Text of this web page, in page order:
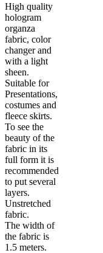
High quality
hologram
organza
fabric, color
changer and
with a light
sheen.
Suitable for
Presentations,
costumes and
fleece skirts.
To see the
beauty of the
fabric in its
full form it is
recommended
to put several
layers.
Unstretched
fabric.
The width of
the fabric is
1.5 meters.